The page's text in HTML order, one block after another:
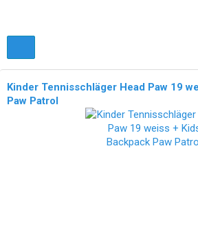
Kinder Tennisschläger Head Paw 19
Paw Patrol